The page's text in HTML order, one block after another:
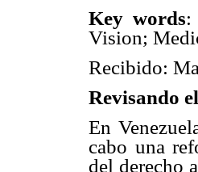
Key words:
Vision;
Recibido:
Revisando
En
cabo una
del derecho